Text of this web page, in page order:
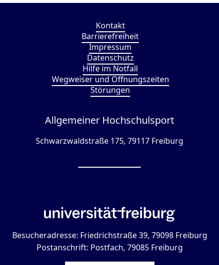
Kontakt
Barrierefreiheit
Impressum
Datenschutz
Hilfe im Notfall
Wegweiser und Öffnungszeiten
Störungen
Allgemeiner Hochschulsport
Schwarzwaldstraße 175, 79117 Freiburg
Besucheradresse: Friedrichstraße 39, 79098 Freiburg
Postanschrift: Postfach, 79085 Freiburg